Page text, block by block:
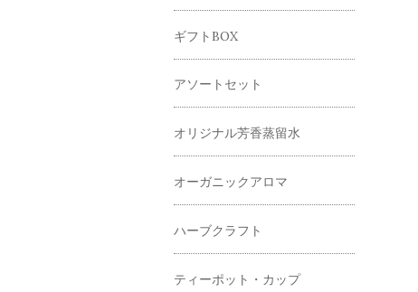
ギフトBOX
アソートセット
オリジナル芳香蒸留水
オーガニックアロマ
ハーブクラフト
ティーポット・カップ